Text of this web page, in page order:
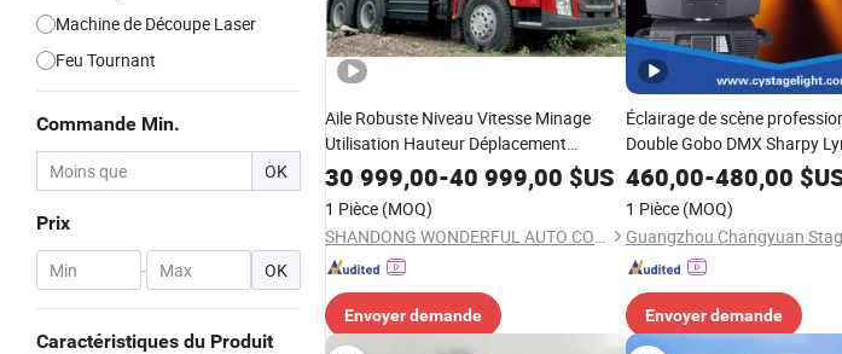
Machine de Découpe Laser
Feu Tournant
Commande Min.
OK
Prix
- OK
Caractéristiques du Produit
Aile Robuste Niveau Vitesse Minage
Utilisation Hauteur Déplacement
Transmission Super Champ Pétrolier
500mm Hauteur de Poutre F3000
Shacman 6X4 10 Roues 400HP Tête de
Camion Tracteur
30 999,00-40 999,00 $US
1 Pièce (MOQ)
SHANDONG WONDERFUL AUTO COMPANY LIMITED.
Envoyer demande
Éclairage de scène
Double Gobo DMX Sharpy
Faisceau 350 Tête mobile
460,00-480,00
1 Pièce (MOQ)
Envoyer demande